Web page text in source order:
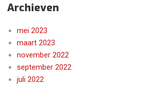
Archieven
mei 2023
maart 2023
november 2022
september 2022
juli 2022